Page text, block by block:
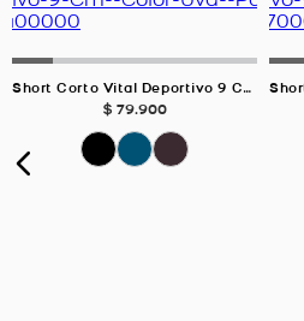
Short Corto Vital Deportivo 9 Cm, Color Uva Para Mujer
$ 79.900